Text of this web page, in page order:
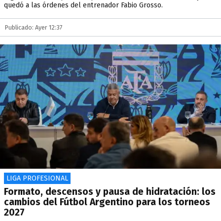
quedó a las órdenes del entrenador Fabio Grosso.
Publicado: Ayer 12:37
LIGA PROFESIONAL
Formato, descensos y pausa de hidratación: los
cambios del Fútbol Argentino para los torneos
2027